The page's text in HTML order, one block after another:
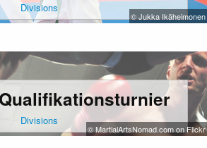
Divisions
© Jukka Ikäheimonen
Divisions
© MartialArtsNomad.com on Flickr